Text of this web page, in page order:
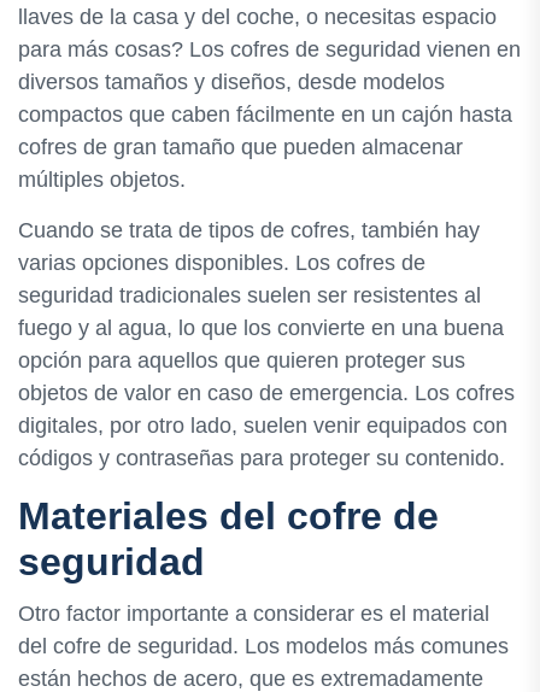
llaves de la casa y del coche, o necesitas espacio
para más cosas? Los cofres de seguridad vienen en
diversos tamaños y diseños, desde modelos
compactos que caben fácilmente en un cajón hasta
cofres de gran tamaño que pueden almacenar
múltiples objetos.
Cuando se trata de tipos de cofres, también hay
varias opciones disponibles. Los cofres de
seguridad tradicionales suelen ser resistentes al
fuego y al agua, lo que los convierte en una buena
opción para aquellos que quieren proteger sus
objetos de valor en caso de emergencia. Los cofres
digitales, por otro lado, suelen venir equipados con
códigos y contraseñas para proteger su contenido.
Materiales del cofre de
seguridad
Otro factor importante a considerar es el material
del cofre de seguridad. Los modelos más comunes
están hechos de acero, que es extremadamente